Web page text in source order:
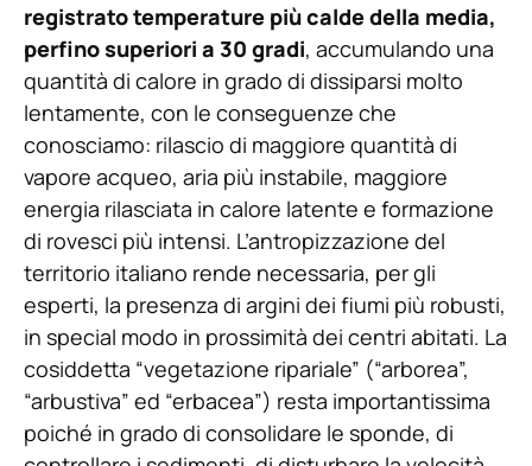
registrato temperature più calde della media,
perfino superiori a 30 gradi, accumulando una
quantità di calore in grado di dissiparsi molto
lentamente, con le conseguenze che
conosciamo: rilascio di maggiore quantità di
vapore acqueo, aria più instabile, maggiore
energia rilasciata in calore latente e formazione
di rovesci più intensi. L’antropizzazione del
territorio italiano rende necessaria, per gli
esperti, la presenza di argini dei fiumi più robusti,
in special modo in prossimità dei centri abitati. La
cosiddetta “vegetazione ripariale” (“arborea”,
“arbustiva” ed “erbacea”) resta importantissima
poiché in grado di consolidare le sponde, di